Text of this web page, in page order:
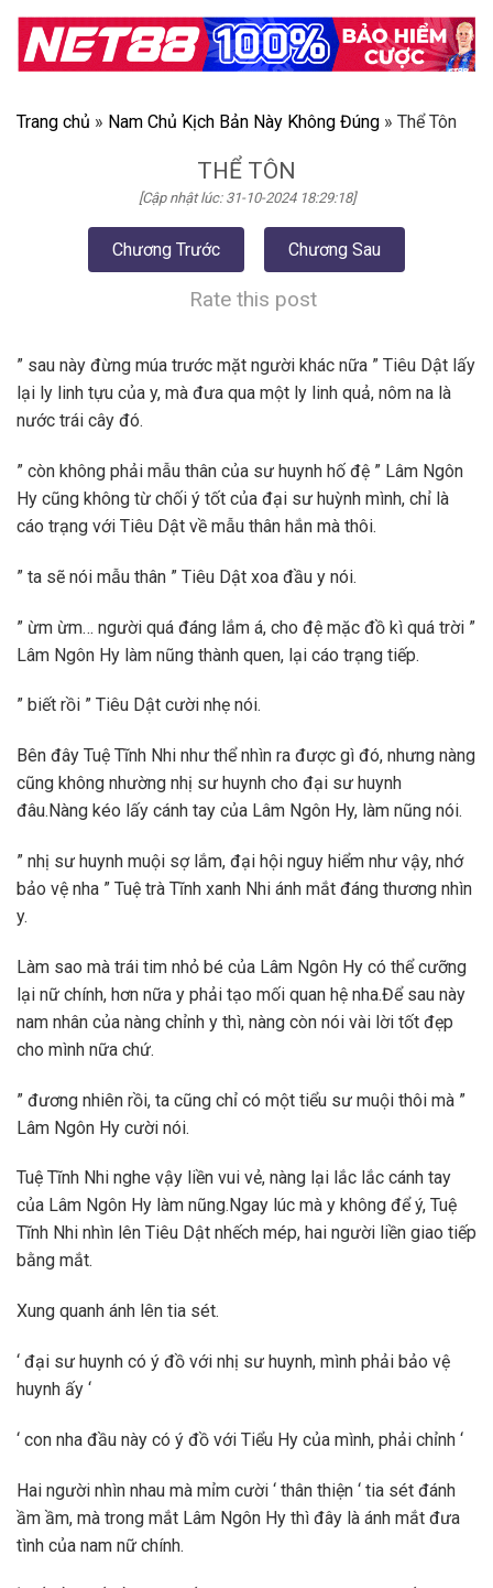
Trang chủ » Nam Chủ Kịch Bản Này Không Đúng » Thể Tôn
THỂ TÔN
[Cập nhật lúc: 31-10-2024 18:29:18]
Chương Trước Chương Sau
Rate this post
” sau này đừng múa trước mặt người khác nữa ” Tiêu Dật lấy
lại ly linh tựu của y, mà đưa qua một ly linh quả, nôm na là
nước trái cây đó.
” còn không phải mẫu thân của sư huynh hố đệ ” Lâm Ngôn
Hy cũng không từ chối ý tốt của đại sư huỳnh mình, chỉ là
cáo trạng với Tiêu Dật về mẫu thân hắn mà thôi.
” ta sẽ nói mẫu thân ” Tiêu Dật xoa đầu y nói.
” ừm ừm… người quá đáng lắm á, cho đệ mặc đồ kì quá trời ”
Lâm Ngôn Hy làm nũng thành quen, lại cáo trạng tiếp.
” biết rồi ” Tiêu Dật cười nhẹ nói.
Bên đây Tuệ Tĩnh Nhi như thể nhìn ra được gì đó, nhưng nàng
cũng không nhường nhị sư huynh cho đại sư huynh
đâu.Nàng kéo lấy cánh tay của Lâm Ngôn Hy, làm nũng nói.
” nhị sư huynh muội sợ lắm, đại hội nguy hiểm như vậy, nhớ
bảo vệ nha ” Tuệ trà Tĩnh xanh Nhi ánh mắt đáng thương nhìn
y.
Làm sao mà trái tim nhỏ bé của Lâm Ngôn Hy có thể cưỡng
lại nữ chính, hơn nữa y phải tạo mối quan hệ nha.Để sau này
nam nhân của nàng chỉnh y thì, nàng còn nói vài lời tốt đẹp
cho mình nữa chứ.
” đương nhiên rồi, ta cũng chỉ có một tiểu sư muội thôi mà ”
Lâm Ngôn Hy cười nói.
Tuệ Tĩnh Nhi nghe vậy liền vui vẻ, nàng lại lắc lắc cánh tay
của Lâm Ngôn Hy làm nũng.Ngay lúc mà y không để ý, Tuệ
Tĩnh Nhi nhìn lên Tiêu Dật nhếch mép, hai người liền giao tiếp
bằng mắt.
Xung quanh ánh lên tia sét.
‘ đại sư huynh có ý đồ với nhị sư huynh, mình phải bảo vệ
huynh ấy ‘
‘ con nha đầu này có ý đồ với Tiểu Hy của mình, phải chỉnh ‘
Hai người nhìn nhau mà mỉm cười ‘ thân thiện ‘ tia sét đánh
ầm ầm, mà trong mắt Lâm Ngôn Hy thì đây là ánh mắt đưa
tình của nam nữ chính.